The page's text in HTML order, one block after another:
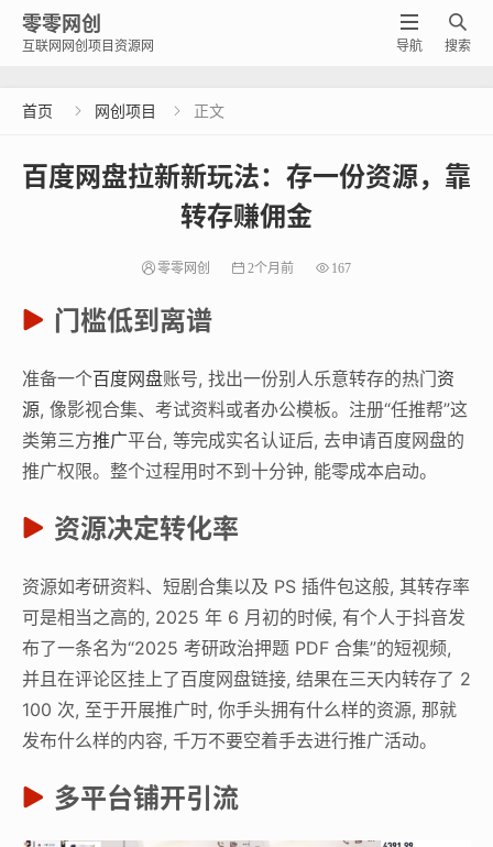
零零网创
互联网网创项目资源网

搜索

导航
首页  网创项目  正文
百度网盘拉新新玩法：存一份资源，靠
转存赚佣金
零零网创 2个月前 167
门槛低到离谱
准备一个百度网盘账号, 找出一份别人乐意转存的热门资
源, 像影视合集、考试资料或者办公模板。注册“任推帮”这
类第三方推广平台, 等完成实名认证后, 去申请百度网盘的
推广权限。整个过程用时不到十分钟, 能零成本启动。
资源决定转化率
资源如考研资料、短剧合集以及 PS 插件包这般, 其转存率
可是相当之高的, 2025 年 6 月初的时候, 有个人于抖音发
布了一条名为“2025 考研政治押题 PDF 合集”的短视频,
并且在评论区挂上了百度网盘链接, 结果在三天内转存了 2
100 次, 至于开展推广时, 你手头拥有什么样的资源, 那就
发布什么样的内容, 千万不要空着手去进行推广活动。
多平台铺开引流